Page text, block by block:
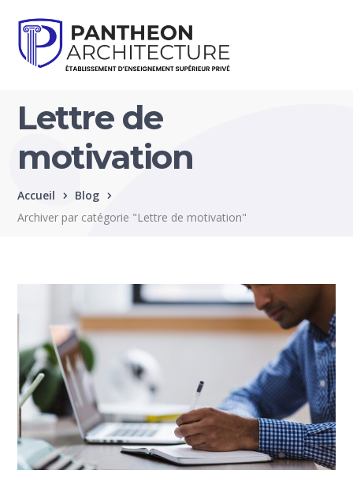
Lettre de
motivation
Accueil
Blog
Archiver par catégorie "Lettre de motivation"